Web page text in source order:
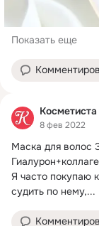
Показать еще
Косметиста
8 фев 2022
Маска для волос
Я часто покупаю
судить по нему,...